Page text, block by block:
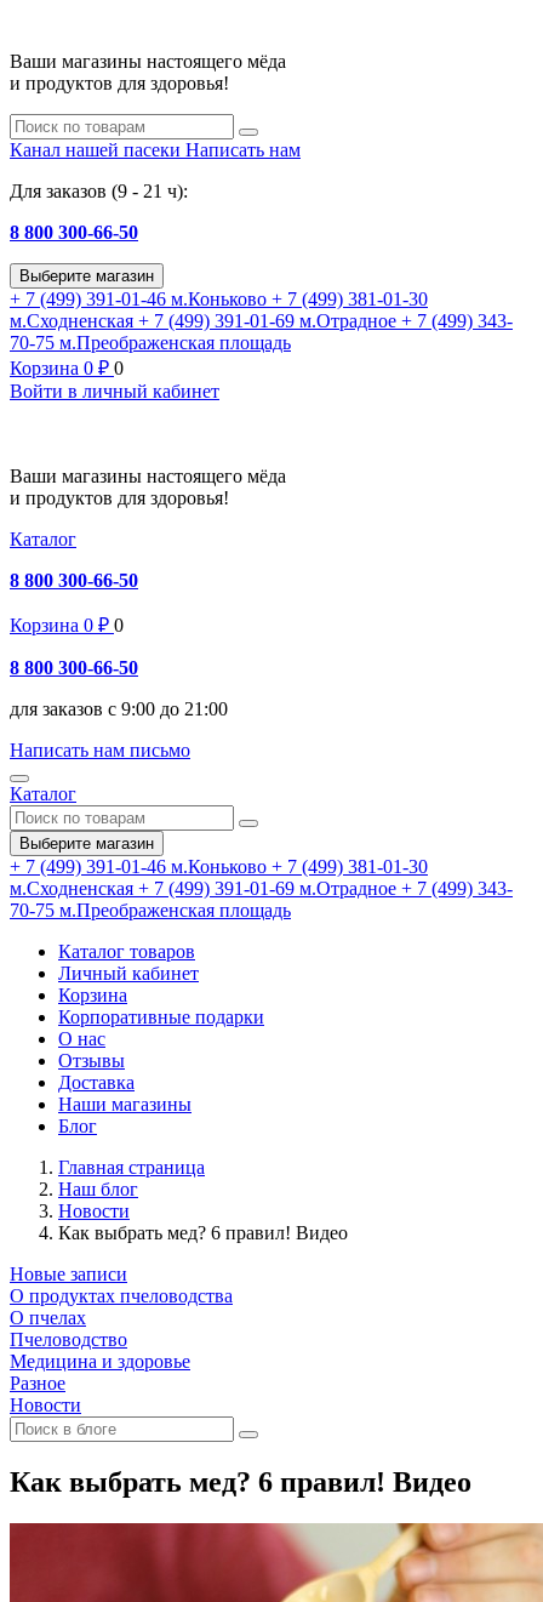
Ваши магазины настоящего мёда
и продуктов для здоровья!
Канал нашей пасеки Написать нам
Для заказов (9 - 21 ч):
8 800 300-66-50
Выберите магазин
+ 7 (499) 391-01-46 м.Коньково + 7 (499) 381-01-30
м.Сходненская + 7 (499) 391-01-69 м.Отрадное + 7 (499) 343-
70-75 м.Преображенская площадь
Корзина 0 ₽ 0
Войти в личный кабинет
Ваши магазины настоящего мёда
и продуктов для здоровья!
Каталог
8 800 300-66-50
Корзина 0 ₽ 0
8 800 300-66-50
для заказов с 9:00 до 21:00
Написать нам письмо
Каталог
Выберите магазин
+ 7 (499) 391-01-46 м.Коньково + 7 (499) 381-01-30
м.Сходненская + 7 (499) 391-01-69 м.Отрадное + 7 (499) 343-
70-75 м.Преображенская площадь
Каталог товаров
Личный кабинет
Корзина
Корпоративные подарки
О нас
Отзывы
Доставка
Наши магазины
Блог
Главная страница
Наш блог
Новости
Как выбрать мед? 6 правил! Видео
Новые записи
О продуктах пчеловодства
О пчелах
Пчеловодство
Медицина и здоровье
Разное
Новости
Как выбрать мед? 6 правил! Видео